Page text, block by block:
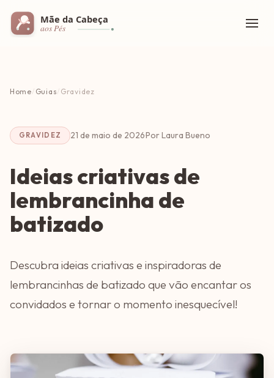
Home Guias Gravidez
GRAVIDEZ 21 de maio de 2026·Por Laura Bueno
Ideias criativas de
lembrancinha de
batizado
Descubra ideias criativas e inspiradoras de
lembrancinhas de batizado que vão encantar os
convidados e tornar o momento inesquecível!